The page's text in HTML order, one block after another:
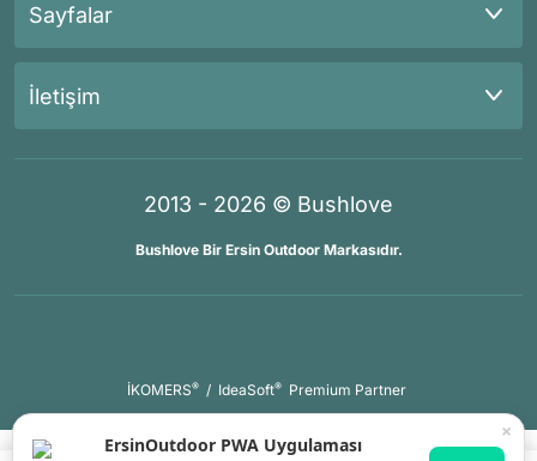
Sayfalar
İletişim
2013 - 2026 © Bushlove
Bushlove Bir Ersin Outdoor Markasıdır.
İKOMERS® / IdeaSoft® Premium Partner
×
ErsinOutdoor PWA Uygulaması